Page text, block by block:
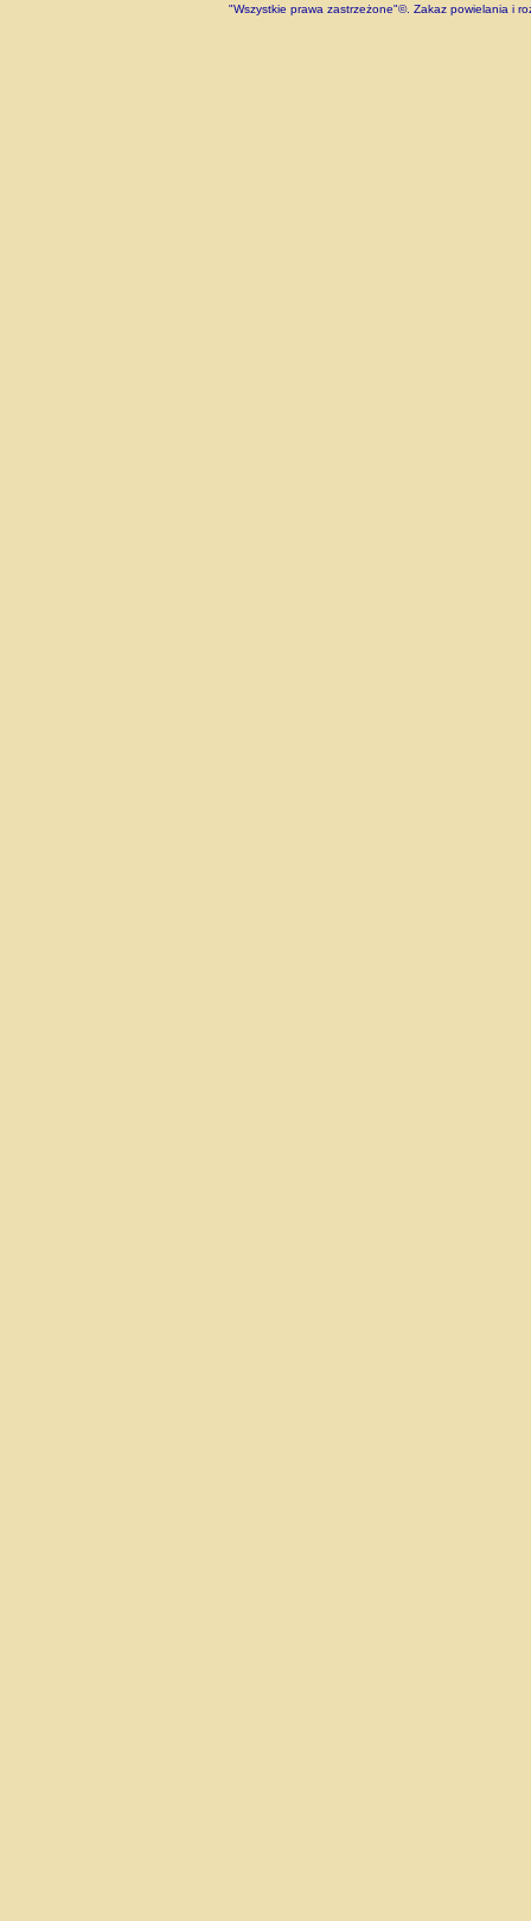
"Wszystkie prawa zastrzeżone"©. Zakaz powielania i